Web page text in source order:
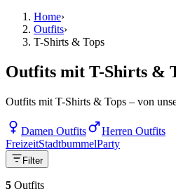
Home›
Outfits›
T-Shirts & Tops
Outfits mit T-Shirts &
Outfits mit T-Shirts & Tops – von
Damen Outfits
Herren Outfits
FreizeitStadtbummelParty
Filter
5 Outfits